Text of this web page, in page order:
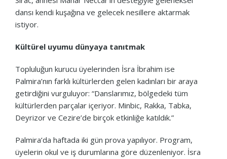
dansı kendi kuşağına ve gelecek nesillere aktarmak
istiyor.
Kültürel uyumu dünyaya tanıtmak
Topluluğun kurucu üyelerinden İsra İbrahim ise
Palmira’nın farklı kültürlerden gelen kadınları bir araya
getirdiğini vurguluyor: “Danslarımız, bölgedeki tüm
kültürlerden parçalar içeriyor. Minbic, Rakka, Tabka,
Deyrizor ve Cezire’de birçok etkinliğe katıldık.”
Palmira’da haftada iki gün prova yapılıyor. Program,
üyelerin okul ve iş durumlarına göre düzenleniyor. İsra